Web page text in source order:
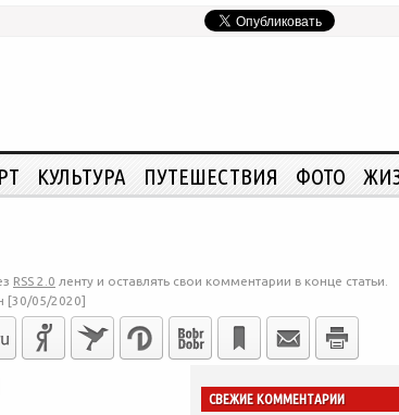
КУЛЬТУРА ПУТЕШЕСТВИЯ ФОТО
RSS 2.0 ленту и оставлять свои комментарии в конце статьи.
[30/05/2020]
СВЕЖИЕ КОММЕНТАРИИ